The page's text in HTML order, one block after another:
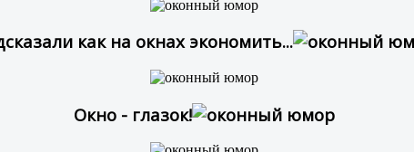
как на окнах экономить...
Окно - глазок!